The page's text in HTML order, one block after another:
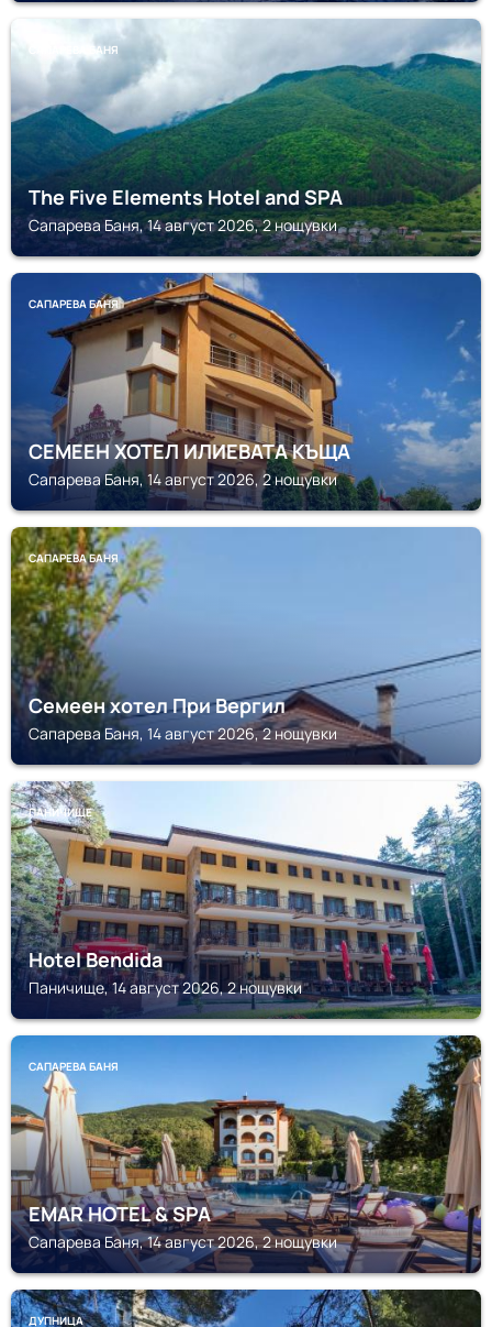
САПАРЕВА БАНЯ
The Five Elements Hotel and SPA
Сапарева Баня, 14 август 2026, 2 нощувки
САПАРЕВА БАНЯ
СЕМЕЕН ХОТЕЛ ИЛИЕВАТА КЪЩА
Сапарева Баня, 14 август 2026, 2 нощувки
САПАРЕВА БАНЯ
Семеен хотел При Вергил
Сапарева Баня, 14 август 2026, 2 нощувки
ПАНИЧИЩЕ
Hotel Bendida
Паничище, 14 август 2026, 2 нощувки
САПАРЕВА БАНЯ
EMAR HOTEL & SPA
Сапарева Баня, 14 август 2026, 2 нощувки
ДУПНИЦА